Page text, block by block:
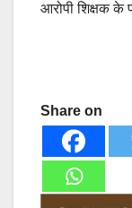
आरोपी शिक्षक के
Share on